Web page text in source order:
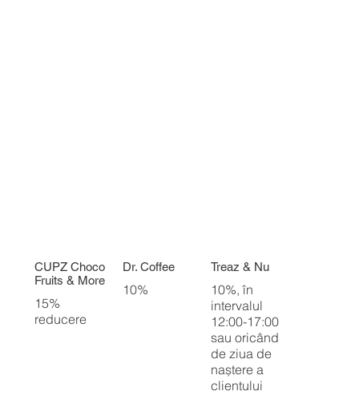
CUPZ Choco
Fruits & More
15%
reducere
Dr. Coffee
10%
Treaz & Nu
10%, în
intervalul
12:00-17:00
sau oricând
de ziua de
naștere a
clientului